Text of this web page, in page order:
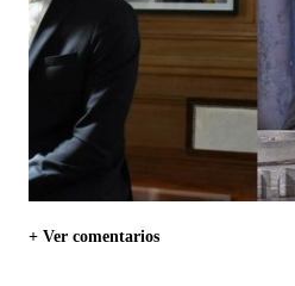
+ Ver comentarios